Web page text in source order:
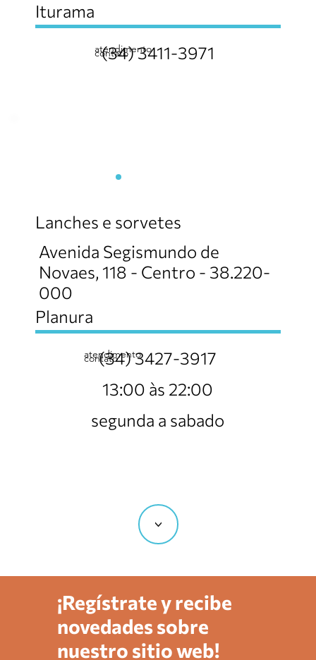
Iturama
(34) 3411-3971
contato
atendimento
Planura
Lanches e sorvetes
Avenida Segismundo de
Novaes, 118 - Centro - 38.220-
000
(34) 3427-3917
13:00 às 22:00
segunda a sabado
contato
atendimento
<
¡Regístrate y recibe
novedades sobre
nuestro sitio web!